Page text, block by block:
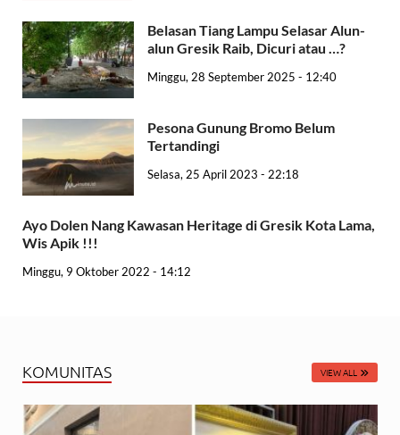
Belasan Tiang Lampu Selasar Alun-
alun Gresik Raib, Dicuri atau …?
Minggu, 28 September 2025 - 12:40
Pesona Gunung Bromo Belum
Tertandingi
Selasa, 25 April 2023 - 22:18
Ayo Dolen Nang Kawasan Heritage di Gresik Kota Lama,
Wis Apik !!!
Minggu, 9 Oktober 2022 - 14:12
KOMUNITAS VIEW ALL